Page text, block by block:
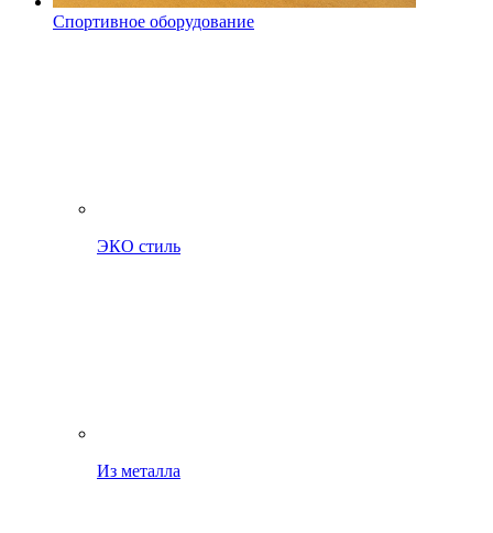
Спортивное оборудование
ЭКО стиль
Из металла